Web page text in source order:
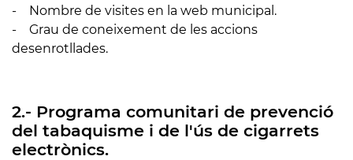
- Nombre de visites en la web municipal.
- Grau de coneixement de les accions
desenrotllades.
2.- Programa comunitari de prevenció
del tabaquisme i de l'ús de cigarrets
electrònics.